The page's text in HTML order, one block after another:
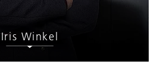
Iris Winkel